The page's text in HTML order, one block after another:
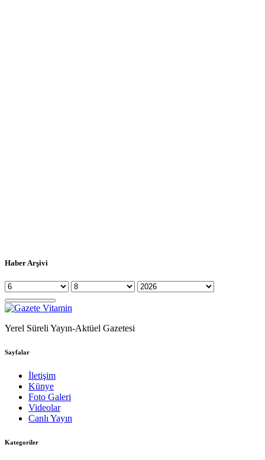
Haber Arşivi
Yerel Süreli Yayın-Aktüel Gazetesi
Sayfalar
İletişim
Künye
Foto Galeri
Videolar
Canlı Yayın
Kategoriler